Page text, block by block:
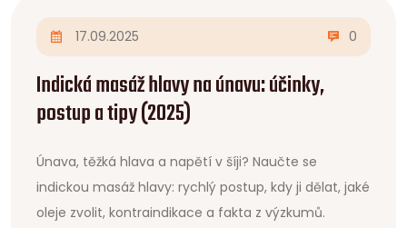
17.09.2025 0
Indická masáž hlavy na únavu: účinky,
postup a tipy (2025)
Únava, těžká hlava a napětí v šíji? Naučte se
indickou masáž hlavy: rychlý postup, kdy ji dělat, jaké
oleje zvolit, kontraindikace a fakta z výzkumů.